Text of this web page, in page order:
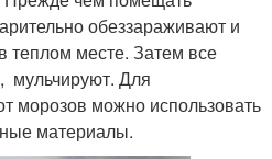
обеззараживают и
теплом месте. Затем все
мульчируют. Для
морозов можно использовать
материалы.